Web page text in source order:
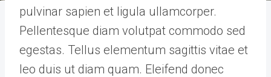
pulvinar sapien et ligula ullamcorper.
Pellentesque diam volutpat commodo sed
egestas. Tellus elementum sagittis vitae et
leo duis ut diam quam. Eleifend donec